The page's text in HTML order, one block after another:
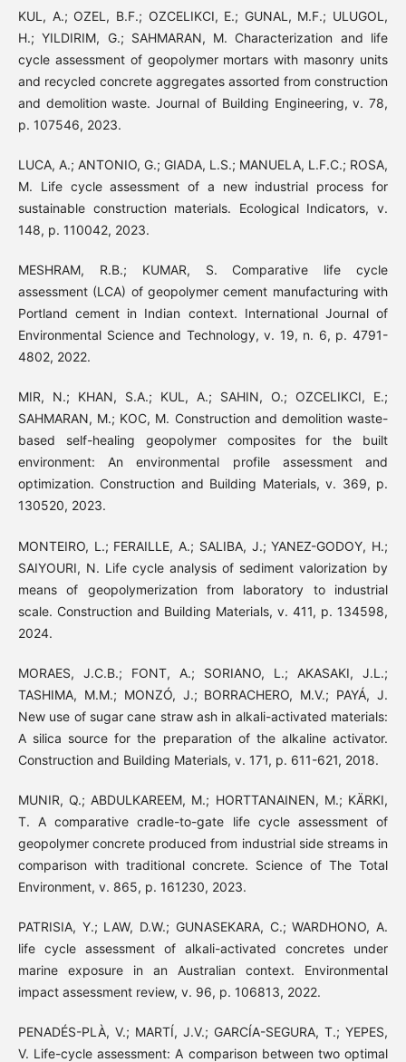
KUL, A.; OZEL, B.F.; OZCELIKCI, E.; GUNAL, M.F.; ULUGOL,
H.; YILDIRIM, G.; SAHMARAN, M. Characterization and life
cycle assessment of geopolymer mortars with masonry units
and recycled concrete aggregates assorted from construction
and demolition waste. Journal of Building Engineering, v. 78,
p. 107546, 2023.
LUCA, A.; ANTONIO, G.; GIADA, L.S.; MANUELA, L.F.C.; ROSA,
M. Life cycle assessment of a new industrial process for
sustainable construction materials. Ecological Indicators, v.
148, p. 110042, 2023.
MESHRAM, R.B.; KUMAR, S. Comparative life cycle
assessment (LCA) of geopolymer cement manufacturing with
Portland cement in Indian context. International Journal of
Environmental Science and Technology, v. 19, n. 6, p. 4791-
4802, 2022.
MIR, N.; KHAN, S.A.; KUL, A.; SAHIN, O.; OZCELIKCI, E.;
SAHMARAN, M.; KOC, M. Construction and demolition waste-
based self-healing geopolymer composites for the built
environment: An environmental profile assessment and
optimization. Construction and Building Materials, v. 369, p.
130520, 2023.
MONTEIRO, L.; FERAILLE, A.; SALIBA, J.; YANEZ-GODOY, H.;
SAIYOURI, N. Life cycle analysis of sediment valorization by
means of geopolymerization from laboratory to industrial
scale. Construction and Building Materials, v. 411, p. 134598,
2024.
MORAES, J.C.B.; FONT, A.; SORIANO, L.; AKASAKI, J.L.;
TASHIMA, M.M.; MONZÓ, J.; BORRACHERO, M.V.; PAYÁ, J.
New use of sugar cane straw ash in alkali-activated materials:
A silica source for the preparation of the alkaline activator.
Construction and Building Materials, v. 171, p. 611-621, 2018.
MUNIR, Q.; ABDULKAREEM, M.; HORTTANAINEN, M.; KÄRKI,
T. A comparative cradle-to-gate life cycle assessment of
geopolymer concrete produced from industrial side streams in
comparison with traditional concrete. Science of The Total
Environment, v. 865, p. 161230, 2023.
PATRISIA, Y.; LAW, D.W.; GUNASEKARA, C.; WARDHONO, A.
life cycle assessment of alkali-activated concretes under
marine exposure in an Australian context. Environmental
impact assessment review, v. 96, p. 106813, 2022.
PENADÉS-PLÀ, V.; MARTÍ, J.V.; GARCÍA-SEGURA, T.; YEPES,
V. Life-cycle assessment: A comparison between two optimal